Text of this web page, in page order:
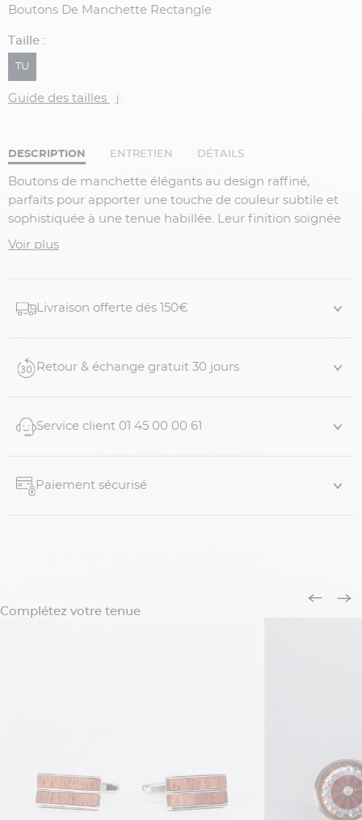
Boutons De Manchette Rectangle
Taille :
TU
Guide des tailles i
DESCRIPTION ENTRETIEN DÉTAILS
Boutons de manchette élégants au design raffiné,
parfaits pour apporter une touche de couleur subtile et
sophistiquée à une tenue habillée. Leur finition soignée
et leurs détails contrastés en font un accessoire idéal
Détails produit :
Forme rectangulaire
Vendus par paire
Voir plus
Livraison offerte dés 150€
Retour & échange gratuit 30 jours
Service client 01 45 00 00 61
Paiement sécurisé
Complétez votre tenue